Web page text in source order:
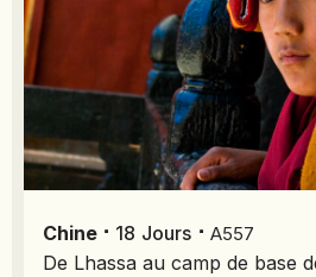
Chine ⋅ 18 Jours ⋅ A557
De Lhassa au camp de base